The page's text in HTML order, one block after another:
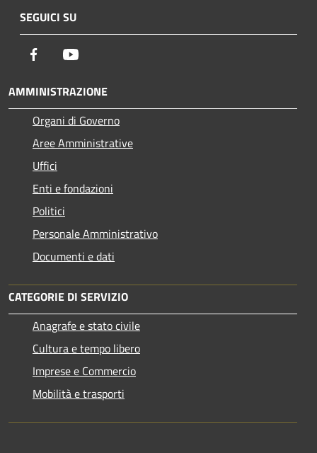
SEGUICI SU
Facebook
AMMINISTRAZIONE
Organi di Governo
Aree Amministrative
Uffici
Enti e fondazioni
Politici
Personale Amministrativo
Documenti e dati
CATEGORIE DI SERVIZIO
Anagrafe e stato civile
Cultura e tempo libero
Imprese e Commercio
Mobilità e trasporti